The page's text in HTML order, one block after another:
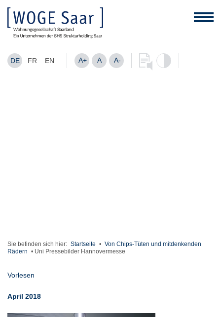
DE FR EN A+ A A-
Sie befinden sich hier: Startseite • Von Chips-Tüten und mitdenkenden
Rädern • Uni Pressebilder Hannovermesse
Vorlesen
April 2018